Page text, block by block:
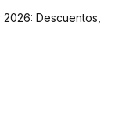
Descuentos,